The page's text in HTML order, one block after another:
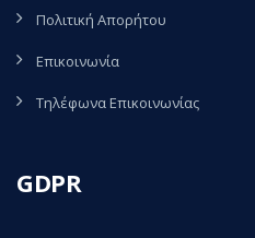
Πολιτική Απορήτου
Επικοινωνία
Τηλέφωνα Επικοινωνίας
GDPR